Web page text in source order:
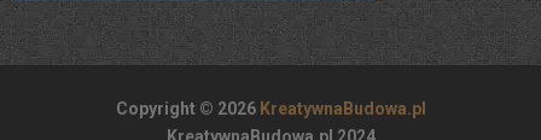
Copyright © 2026 KreatywnaBudowa.pl